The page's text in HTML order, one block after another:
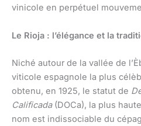
vinicole en perpétuel
Le Rioja : l’élégance et la
Niché autour de la vallée de
viticole espagnole la plus
obtenu, en 1925, le statut de
Calificada(DOCa), la plus
nom est indissociable du